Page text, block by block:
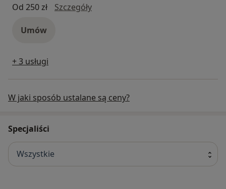
Od 250 zł
Szczegółydoraźna pomoc stomatologiczna,
Umów
+ 3 usługi
W jaki sposób ustalane są ceny?
Specjaliści
Wszystkie